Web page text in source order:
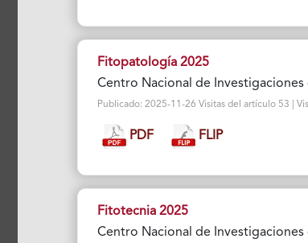
Fitopatología 2025
Centro Nacional de Investigaciones
Publicado: 2025-11-26 Visitas del artículo 53 |
PDF FLIP
Fitotecnia 2025
Centro Nacional de Investigaciones